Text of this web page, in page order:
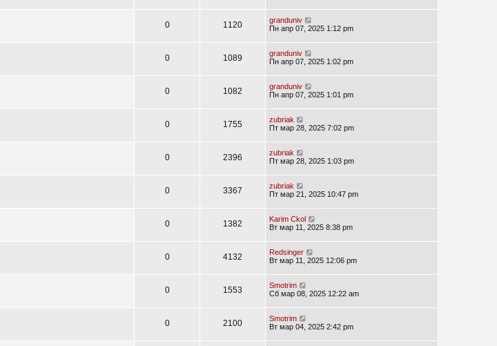
0 1120
granduniv
Пн апр 07, 2025 1:12 pm
0 1089
granduniv
Пн апр 07, 2025 1:02 pm
0 1082
granduniv
Пн апр 07, 2025 1:01 pm
0 1755
zubriak
Пт мар 28, 2025 7:02 pm
0 2396
zubriak
Пт мар 28, 2025 1:03 pm
0 3367
zubriak
Пт мар 21, 2025 10:47 pm
0 1382
Karim Ckol
Вт мар 11, 2025 8:38 pm
0 4132
Redsinger
Вт мар 11, 2025 12:06 pm
0 1553
Smotrim
Сб мар 08, 2025 12:22 am
0 2100
Smotrim
Вт мар 04, 2025 2:42 pm